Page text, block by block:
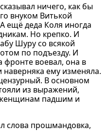
ничего, как бы
внуком Витькой
ещё деда Коля иногда
Но крепко. И
Шуру со всякой
по подъезду. И
фронте воевал, она в
наверняка ему изменяла.
В основном
из выражений,
падшим и
слова прошмандовка,